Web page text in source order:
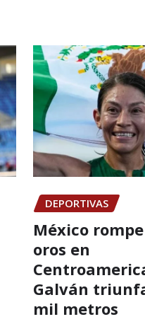
DEPORTIVAS
México
oros en
Galván
mil metros